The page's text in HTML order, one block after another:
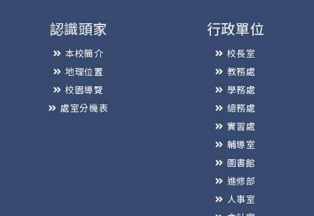
認識頭家
本校簡介
地理位置
校園導覽
處室分機表
行政單位
校長室
教務處
學務處
總務處
實習處
輔導室
圖書館
進修部
人事室